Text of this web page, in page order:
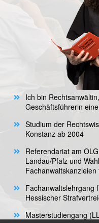
Ich bin
Geschäftsführerin
Studium der
Konstanz ab 2004
Referendariat am
Fachanwaltslehrgang
Hessischer